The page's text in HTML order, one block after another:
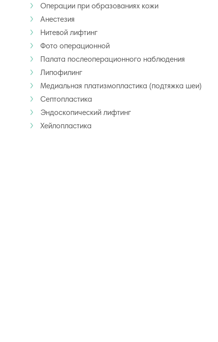
Операции при образованиях кожи
Анестезия
Нитевой лифтинг
Фото операционной
Палата послеоперационного наблюдения
Липофилинг
Медиальная платизмопластика (подтяжка шеи)
Септопластика
Эндоскопический лифтинг
Хейлопластика